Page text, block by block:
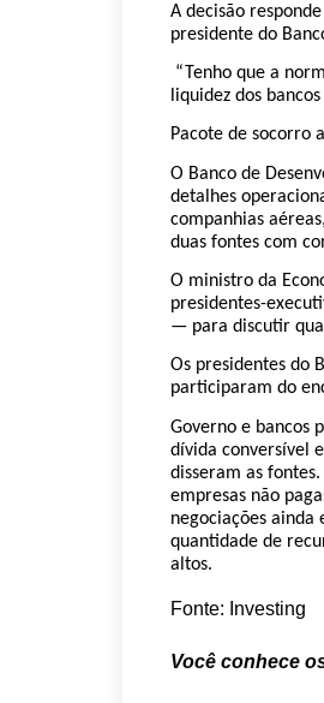
A decisão
presidente do
“Tenho que a
liquidez dos
Pacote de socorro
O Banco de
detalhes
companhias
duas fontes com
O ministro da
presidentes-
— para discutir
Os presidentes do
participaram do
Governo e bancos
dívida conversível
disseram as
empresas não
negociações ainda
quantidade de
altos.
Fonte: Investing
Você conhece